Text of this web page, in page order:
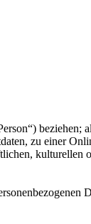
zu einer
kulturellen